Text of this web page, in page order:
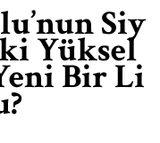
Siy
Yüksel
Bir Li